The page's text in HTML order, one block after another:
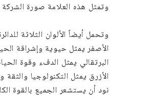
وتمثل هذه العلامة صورة
وتحمل أيضاً الألوان الثلاثة
الأصفر يمثل حيوية وإشراقة
البرتقالي يمثل الدفء وقوة
الأزرق يمثل التكنولوجيا والثقة
نود أن يستشعر الجميع بالقوة